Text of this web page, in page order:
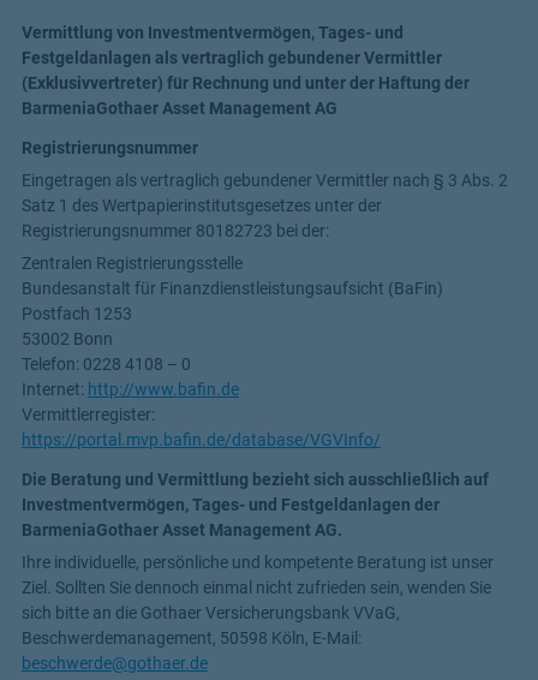
Vermittlung von Investmentvermögen, Tages- und
Festgeldanlagen als vertraglich gebundener Vermittler
(Exklusivvertreter) für Rechnung und unter der Haftung der
BarmeniaGothaer Asset Management AG
Registrierungsnummer
Eingetragen als vertraglich gebundener Vermittler nach § 3 Abs. 2
Satz 1 des Wertpapierinstitutsgesetzes unter der
Registrierungsnummer 80182723 bei der:
Zentralen Registrierungsstelle
Bundesanstalt für Finanzdienstleistungsaufsicht (BaFin)
Postfach 1253
53002 Bonn
Telefon: 0228 4108 – 0
Internet: http://www.bafin.de
Vermittlerregister:
https://portal.mvp.bafin.de/database/VGVInfo/
Die Beratung und Vermittlung bezieht sich ausschließlich auf
Investmentvermögen, Tages- und Festgeldanlagen der
BarmeniaGothaer Asset Management AG.
Ihre individuelle, persönliche und kompetente Beratung ist unser
Ziel. Sollten Sie dennoch einmal nicht zufrieden sein, wenden Sie
sich bitte an die Gothaer Versicherungsbank VVaG,
Beschwerdemanagement, 50598 Köln, E-Mail:
beschwerde@gothaer.de